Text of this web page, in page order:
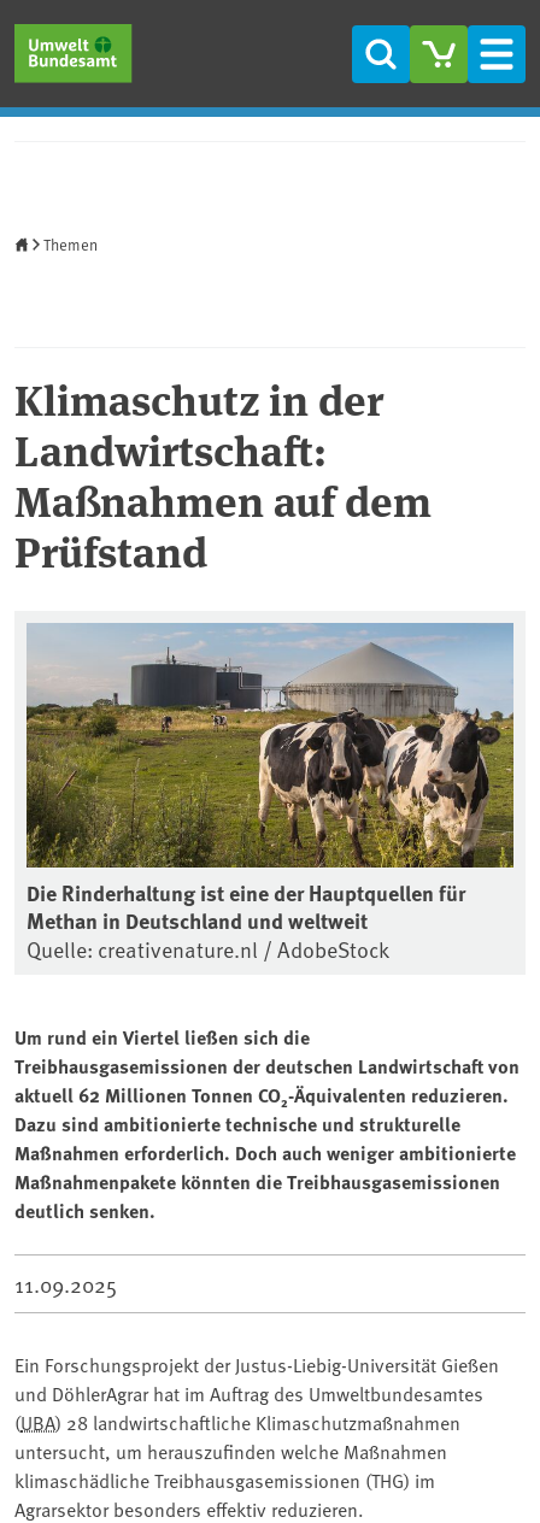
Suche
Themen
Klimaschutz in der
Landwirtschaft:
Maßnahmen auf dem
Prüfstand
Die Rinderhaltung ist eine der Hauptquellen für
Methan in Deutschland und weltweit
Quelle: creativenature.nl / AdobeStock
Um rund ein Viertel ließen sich die
Treibhausgasemissionen der deutschen Landwirtschaft von
aktuell 62 Millionen Tonnen CO₂-Äquivalenten reduzieren.
Dazu sind ambitionierte technische und strukturelle
Maßnahmen erforderlich. Doch auch weniger ambitionierte
Maßnahmenpakete könnten die Treibhausgasemissionen
deutlich senken.
11.09.2025
Ein Forschungsprojekt der Justus-Liebig-Universität Gießen
und DöhlerAgrar hat im Auftrag des Umweltbundesamtes
(UBA) 28 landwirtschaftliche Klimaschutzmaßnahmen
untersucht, um herauszufinden welche Maßnahmen
klimaschädliche Treibhausgasemissionen (THG) im
Agrarsektor besonders effektiv reduzieren.